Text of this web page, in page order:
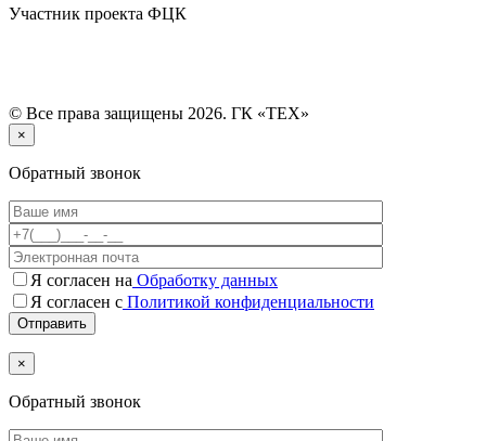
Участник проекта ФЦК
© Все права защищены 2026. ГК «ТЕХ»
×
Обратный звонок
Я согласен на Обработку данных
Я согласен с Политикой конфиденциальности
×
Обратный звонок